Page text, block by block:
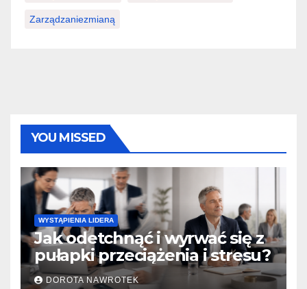
Zarządzaniezmianą
YOU MISSED
WYSTĄPIENIA LIDERA
Jak odetchnąć i wyrwać się z
pułapki przeciążenia i stresu?
DOROTA NAWROTEK